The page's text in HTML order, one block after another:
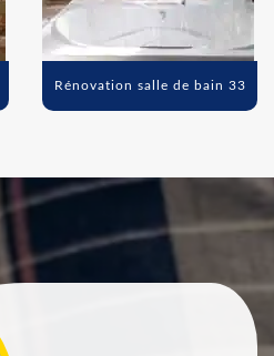
Rénovation salle de bain 33